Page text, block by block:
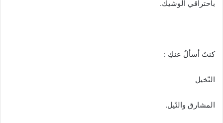
باحتراقي الوشيك.
كنتُ أسألُ عنكِ :
النّخيل
المشارق والنّيل.